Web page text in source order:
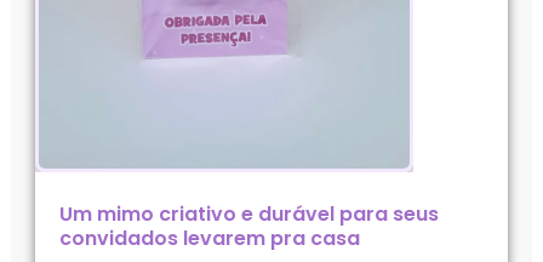
Um mimo criativo e durável para seus
convidados levarem pra casa